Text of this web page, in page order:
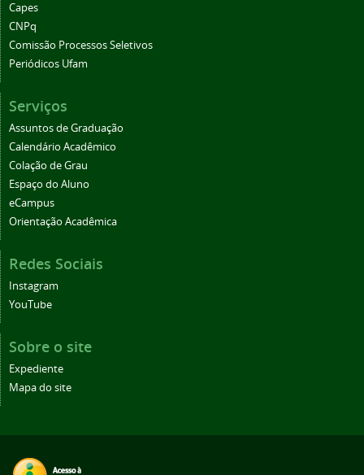
Capes
CNPq
Comissão Processos Seletivos
Periódicos Ufam
Serviços
Assuntos de Graduação
Calendário Acadêmico
Colação de Grau
Espaço do Aluno
eCampus
Orientação Acadêmica
Redes Sociais
Instagram
YouTube
Sobre o site
Expediente
Mapa do site